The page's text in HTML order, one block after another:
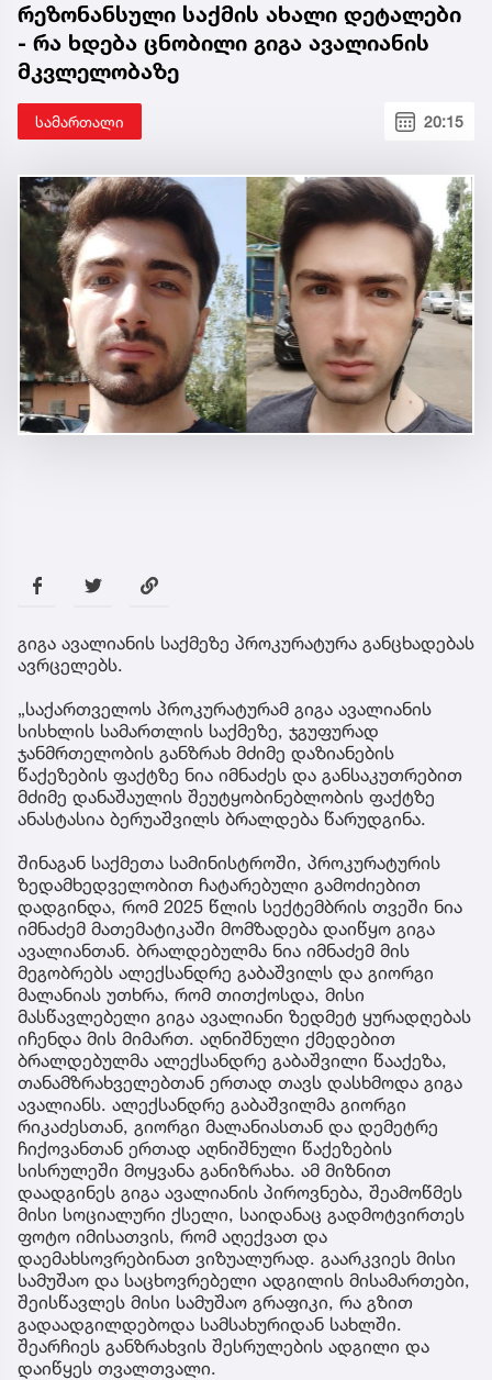
რეზონანსული საქმის ახალი დეტალები
- რა ხდება ცნობილი გიგა ავალიანის
მკვლელობაზე
სამართალი 20:15
გიგა ავალიანის საქმეზე პროკურატურა განცხადებას
ავრცელებს.
„საქართველოს პროკურატურამ გიგა ავალიანის
სისხლის სამართლის საქმეზე, ჯგუფურად
ჯანმრთელობის განზრახ მძიმე დაზიანების
წაქეზების ფაქტზე ნია იმნაძეს და განსაკუთრებით
მძიმე დანაშაულის შეუტყობინებლობის ფაქტზე
ანასტასია ბერუაშვილს ბრალდება წარუდგინა.
შინაგან საქმეთა სამინისტროში, პროკურატურის
ზედამხედველობით ჩატარებული გამოძიებით
დადგინდა, რომ 2025 წლის სექტემბრის თვეში ნია
იმნაძემ მათემატიკაში მომზადება დაიწყო გიგა
ავალიანთან. ბრალდებულმა ნია იმნაძემ მის
მეგობრებს ალექსანდრე გაბაშვილს და გიორგი
მალანიას უთხრა, რომ თითქოსდა, მისი
მასწავლებელი გიგა ავალიანი ზედმეტ ყურადღებას
იჩენდა მის მიმართ. აღნიშნული ქმედებით
ბრალდებულმა ალექსანდრე გაბაშვილი წააქეზა,
თანამზრახველებთან ერთად თავს დასხმოდა გიგა
ავალიანს. ალექსანდრე გაბაშვილმა გიორგი
რიკაძესთან, გიორგი მალანიასთან და დემეტრე
ჩიქოვანთან ერთად აღნიშნული წაქეზების
სისრულეში მოყვანა განიზრახა. ამ მიზნით
დაადგინეს გიგა ავალიანის პიროვნება, შეამოწმეს
მისი სოციალური ქსელი, საიდანაც გადმოტვირთეს
ფოტო იმისათვის, რომ აღექვათ და
დაემახსოვრებინათ ვიზუალურად. გაარკვიეს მისი
სამუშაო და საცხოვრებელი ადგილის მისამართები,
შეისწავლეს მისი სამუშაო გრაფიკი, რა გზით
გადაადგილდებოდა სამსახურიდან სახლში.
შეარჩიეს განზრახვის შესრულების ადგილი და
დაიწყეს თვალთვალი.